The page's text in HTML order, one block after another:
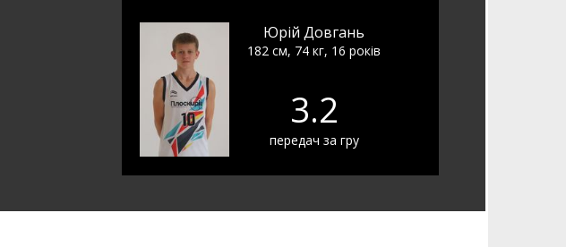
Юрій Довгань
182 см, 74 кг, 16 років
3.2
передач за гру